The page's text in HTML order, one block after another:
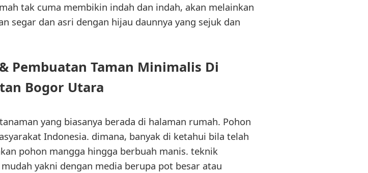
tak cuma membikin indah dan indah, akan melainkan
segar dan asri dengan hijau daunnya yang sejuk dan
Pembuatan Taman Minimalis Di
Bogor Utara
yang biasanya berada di halaman rumah. Pohon
Indonesia. dimana, banyak di ketahui bila telah
pohon mangga hingga berbuah manis. teknik
yakni dengan media berupa pot besar atau